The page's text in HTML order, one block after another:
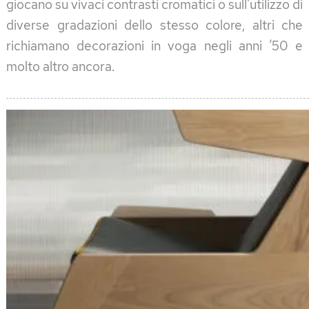
giocano su vivaci contrasti cromatici o sull’utilizzo di
diverse gradazioni dello stesso colore, altri che
richiamano decorazioni in voga negli anni ’50 e
molto altro ancora.